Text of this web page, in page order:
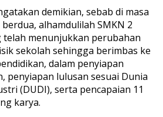
demikian, sebab di masa
alhamdulilah SMKN 2
telah menunjukkan perubahan
sekolah sehingga berimbas ke
dalam penyiapan
penyiapan lulusan sesuai Dunia
(DUDI), serta pencapaian 11
karya.